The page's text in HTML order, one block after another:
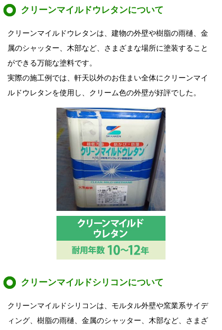
クリーンマイルドウレタンについて
クリーンマイルドウレタンは、建物の外壁や樹脂の雨樋、金
属のシャッター、木部など、さまざまな場所に塗装すること
ができる万能な塗料です。
実際の施工例では、軒天以外のお住まい全体にクリーンマイ
ルドウレタンを使用し、クリーム色の外壁が好評でした。
クリーンマイルドシリコンについて
クリーンマイルドシリコンは、モルタル外壁や窯業系サイデ
ィング、樹脂の雨樋、金属のシャッター、木部など、さまざ